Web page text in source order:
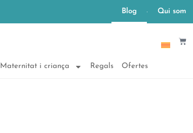
Blog Qui som
Català
Maternitat i criança Regals Ofertes